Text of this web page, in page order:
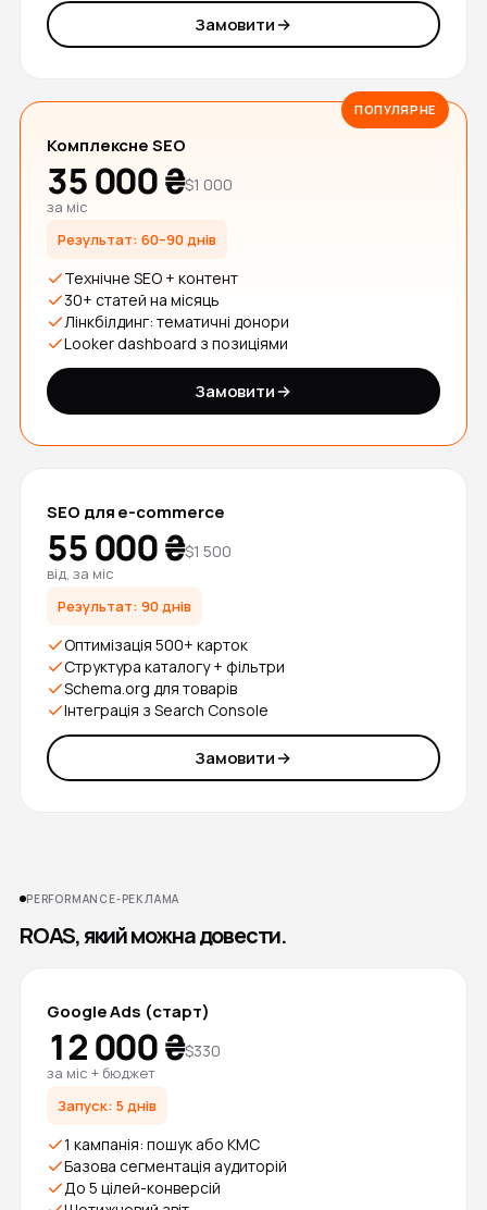
Замовити
ПОПУЛЯРНЕ
Комплексне SEO
35 000 ₴$1 000
за міс
Результат: 60–90 днів
Технічне SEO + контент
30+ статей на місяць
Лінкбілдинг: тематичні донори
Looker dashboard з позиціями
Замовити
SEO для e-commerce
55 000 ₴$1 500
від, за міс
Результат: 90 днів
Оптимізація 500+ карток
Структура каталогу + фільтри
Schema.org для товарів
Інтеграція з Search Console
Замовити
PERFORMANCE-РЕКЛАМА
ROAS, який можна довести.
Google Ads (старт)
12 000 ₴$330
за міс + бюджет
Запуск: 5 днів
1 кампанія: пошук або КМС
Базова сегментація аудиторій
До 5 цілей-конверсій